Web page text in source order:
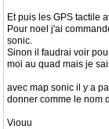
Et puis les GPS tactile
Pour noel j'ai
sonic.
Sinon il faudrai voir
moi au quad mais je
avec map sonic il y a
donner comme le nom
Viouu